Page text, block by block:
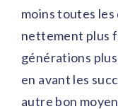
moins toutes les
nettement plus
générations
en avant les
autre bon